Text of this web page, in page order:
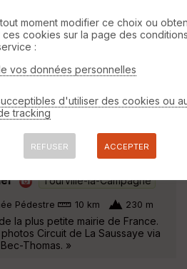
st pierre des fleurs cool
la-Campagne
Pédestre
A-R au départ de l'eglise de st pierre
Belle randonnée avec un bon
sont sur cette page que vous
Nous vous souhaitons une
Tourville-la-Campagne
Pédestre 10 km 230 m
la plus petite mairie de France.
Circuit de La Saussaye via
Thomas. »
moment modifier ce choix ou
ces cookies sur la page des
:
vos données personnelles
d'utiliser des cookies ou
tracking
REFUSER ACCEPTER